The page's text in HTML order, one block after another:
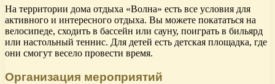
На территории дома отдыха «Волна» есть все условия для
активного и интересного отдыха. Вы можете покататься на
велосипеде, сходить в бассейн или сауну, поиграть в бильярд
или настольный теннис. Для детей есть детская площадка, где
они смогут весело провести время.
Организация мероприятий